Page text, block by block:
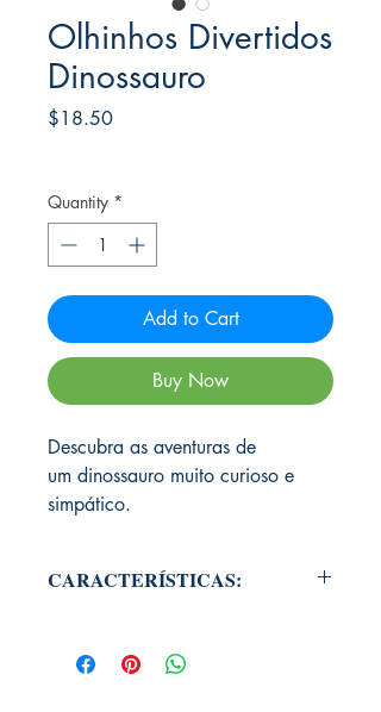
Olhinhos Divertidos
Dinossauro
$18.50Price
Quantity *
Add to Cart
Buy Now
Descubra as aventuras de
um dinossauro muito curioso e
simpático.
CARACTERÍSTICAS:
DIMENSÕES: 20 x 20cm
EDITORA: Blueditora